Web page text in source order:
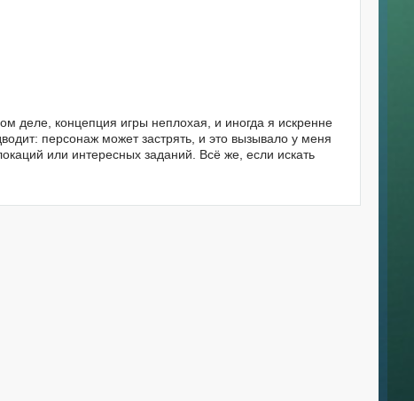
деле, концепция игры неплохая, и иногда я искренне
персонаж может застрять, и это вызывало у меня
или интересных заданий. Всё же, если искать